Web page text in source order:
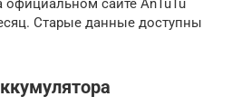
официальном сайте AnTuTu
Старые данные доступны